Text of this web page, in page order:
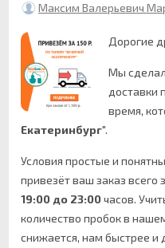
Максим Валерьевич
Дорогие
Мы
доставки
время,
Екатеринбург".
Условия простые и
привезёт ваш заказ всего
19:00 до 23:00 часов.
количество пробок в
снижается, нам быстрее и